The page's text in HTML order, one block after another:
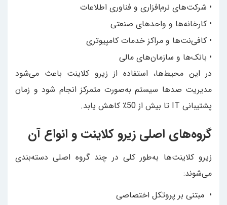
• شرکت‌های نرم‌افزاری و فناوری اطلاعات
• کارخانه‌ها و واحدهای صنعتی
• کافی‌نت‌ها و مراکز خدمات کامپیوتری
• بانک‌ها و سازمان‌های مالی
در این محیط‌ها، استفاده از زیرو کلاینت باعث می‌شود
مدیریت صدها سیستم به‌صورت متمرکز انجام شود و زمان
پشتیبانی IT تا بیش از 50٪ کاهش یابد.
گروه‌های اصلی زیرو کلاینت و انواع آن
زیرو کلاینت‌ها به‌طور کلی در چند گروه اصلی دسته‌بندی
می‌شوند:
• مبتنی بر پروتکل اختصاصی